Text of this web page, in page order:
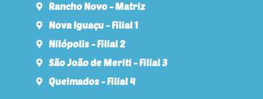
Rancho Novo - Matriz
Nova Iguaçu - Filial 1
Nilópolis - Filial 2
São João de Meriti - Filial 3
Queimados - Filial 4